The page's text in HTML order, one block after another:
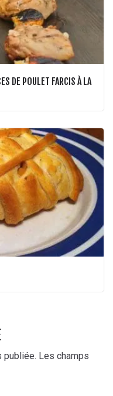
DE POULET FARCIS À LA
publiée. Les champs